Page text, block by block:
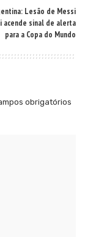
Lesão de Messi
acende sinal de alerta
para a Copa do Mundo
obrigatórios